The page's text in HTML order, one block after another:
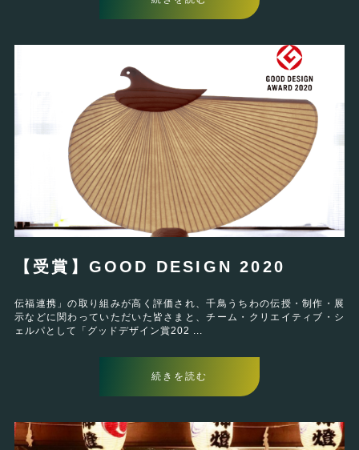
【受賞】GOOD DESIGN 2020
伝福連携」の取り組みが高く評価され、千鳥うちわの伝授・制作・展
示などに関わっていただいた皆さまと、チーム・クリエイティブ・シ
ェルパとして「グッドデザイン賞202 ...
続きを読む